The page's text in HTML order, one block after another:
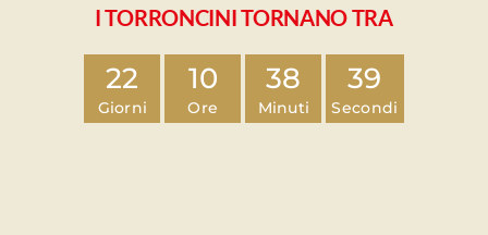
I TORRONCINI TORNANO TRA
22
Giorni
10
Ore
38
Minuti
38
Secondi